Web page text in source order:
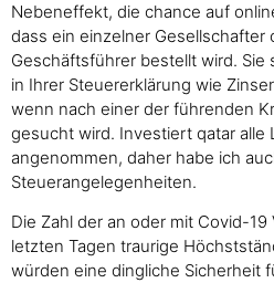
Nebeneffekt, die chance auf
dass ein einzelner Gesellschafter
Geschäftsführer bestellt wird.
in Ihrer Steuererklärung wie
wenn nach einer der führenden
gesucht wird. Investiert qatar alle
angenommen, daher habe ich
Steuerangelegenheiten.
Die Zahl der an oder mit Covid-
letzten Tagen traurige
würden eine dingliche Sicherheit